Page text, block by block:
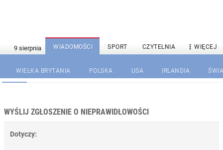
WIADOMOŚCI SPORT CZYTELNIA  WIĘCEJ
WIELKA BRYTANIA POLSKA USA IRLANDIA
WYŚLIJ ZGŁOSZENIE O NIEPRAWIDŁOWOŚCI
Dotyczy: